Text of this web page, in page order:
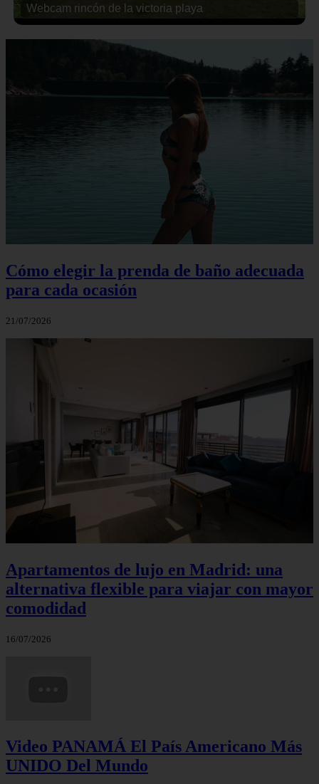
Webcam rincón de la victoria playa
Cómo elegir la prenda de baño adecuada
para cada ocasión
21/07/2026
Apartamentos de lujo en Madrid: una
alternativa flexible para viajar con mayor
comodidad
16/07/2026
Video PANAMÁ El País Americano Más
UNIDO Del Mundo